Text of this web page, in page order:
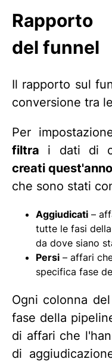
Rapporto
del funnel
Il rapporto sul
conversione tra
Per
filtra i dati di
creati quest'anno
che sono stati
Aggiudicati –
tutte le fasi
da dove siano
Persi – affari
specifica fase
Ogni colonna
fase della
di affari che
di